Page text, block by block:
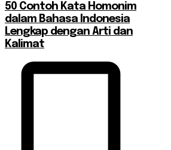
50 Contoh Kata Homonim
dalam Bahasa Indonesia
Lengkap dengan Arti dan
Kalimat